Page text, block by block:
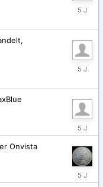
April
2021
April
2021
April
15,
2021
Onvista
April
1,